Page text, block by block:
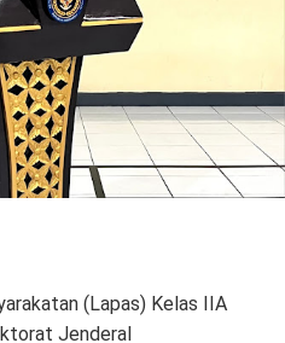
(Lapas) Kelas IIA
Jenderal